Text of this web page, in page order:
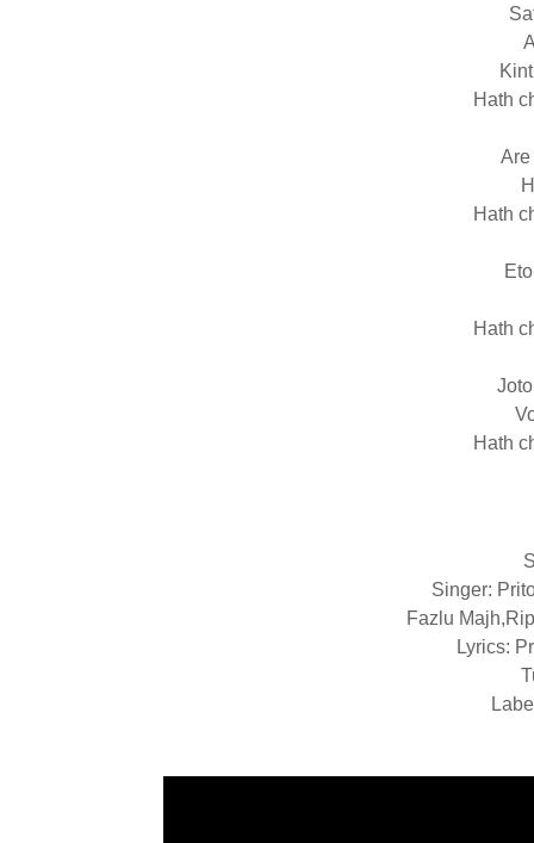
Hath
Are
Hath
Hath
Hath
Singer:
Fazlu
Lyrics: